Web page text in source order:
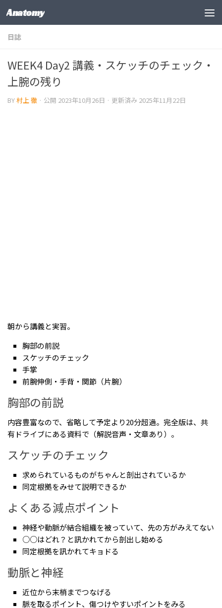
コンテンツの下
Anatomy
日誌
WEEK4 Day2 講義・スケッチのチェック・
上腕の残り
BY村上 徹 · 公開 2023年10月26日 · 更新済み 2025年11月22日
朝から講義と実習。
胸部の前説
スケッチのチェック
手掌
前腕伸側・手背・関節（片腕）
胸部の前説
内容豊富なので、省略して予定より20分超過。完全版は、共
有ドライブにある資料で（解説音声・文章あり）。
スケッチのチェック
求められているものがちゃんと剖出されているか
同定根拠をみせて説明できるか
よくある減点ポイント
神経や動脈が結合組織を被っていて、先の方がみえてない
○○はどれ？と訊かれてから剖出し始める
同定根拠を訊かれてキョドる
動脈と神経
近位から末梢までつなげる
脈を取るポイント、傷つけやすいポイントをみる